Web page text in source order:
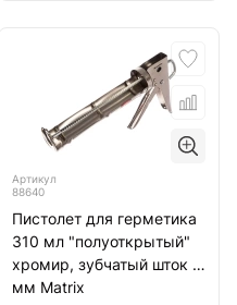
Артикул
88640
Пистолет для герметика
310 мл "полуоткрытый"
хромир, зубчатый шток 7
мм Matrix